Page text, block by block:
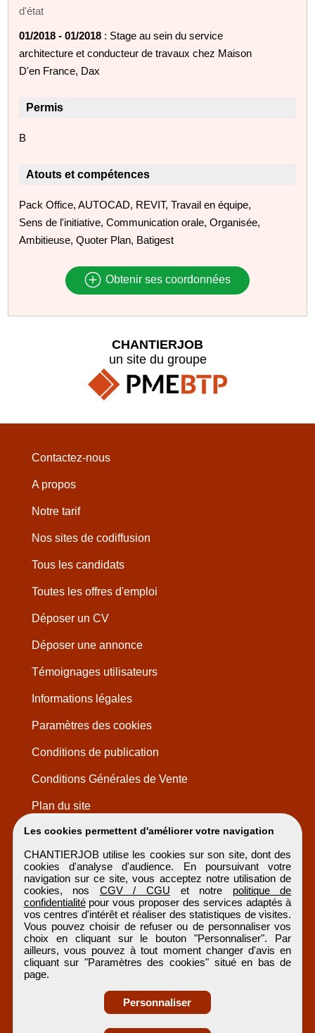
d'état
01/2018 - 01/2018 : Stage au sein du service
architecture et conducteur de travaux chez Maison
D'en France, Dax
Permis
B
Atouts et compétences
Pack Office, AUTOCAD, REVIT, Travail en équipe,
Sens de l'initiative, Communication orale, Organisée,
Ambitieuse, Quoter Plan, Batigest
Obtenir ses coordonnées
Les cookies permettent d'améliorer votre navigation
CHANTIERJOB utilise les cookies sur son site, dont des
cookies d'analyse d'audience. En poursuivant votre
navigation sur ce site, vous acceptez notre utilisation de
cookies, nos CGV / CGU et notre politique de
confidentialitépour vous proposer des services adaptés à
vos centres d'intérêt et réaliser des statistiques de visites.
Vous pouvez choisir de refuser ou de personnaliser vos
choix en cliquant sur le bouton "Personnaliser". Par
ailleurs, vous pouvez à tout moment changer d'avis en
cliquant sur "Paramètres des cookies" situé en bas de
page.
Personnaliser
CHANTIERJOB
un site du groupe
Contactez-nous
A propos
Notre tarif
Nos sites de codiffusion
Tous les candidats
Toutes les offres d'emploi
Déposer un CV
Déposer une annonce
Témoignages utilisateurs
Informations légales
Paramètres des cookies
Conditions de publication
Conditions Générales de Vente
Plan du site